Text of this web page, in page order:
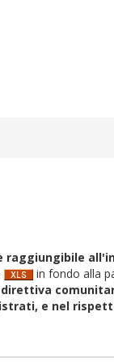
raggiungibile
in fondo alla
e nel